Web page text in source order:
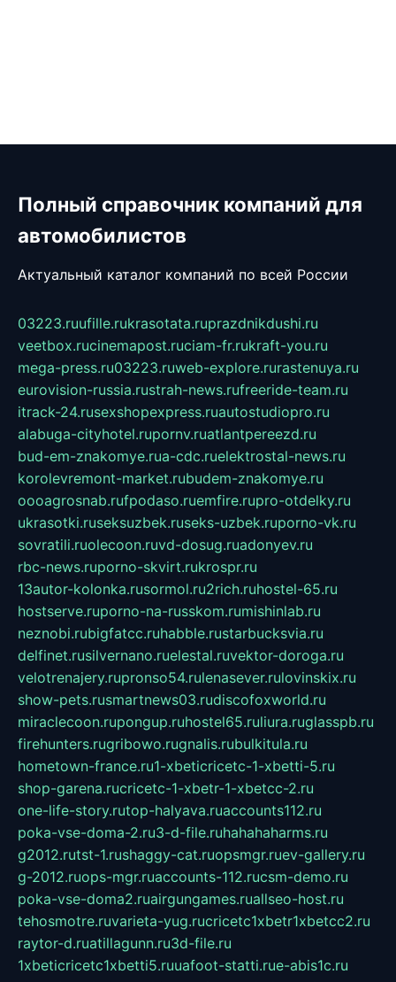
Полный справочник компаний для
автомобилистов
Актуальный каталог компаний по всей России
03223.ruufille.rukrasotata.ruprazdnikdushi.ru
veetbox.rucinemapost.ruciam-fr.rukraft-you.ru
mega-press.ru03223.ruweb-explore.rurastenuya.ru
eurovision-russia.rustrah-news.rufreeride-team.ru
itrack-24.rusexshopexpress.ruautostudiopro.ru
alabuga-cityhotel.rupornv.ruatlantpereezd.ru
bud-em-znakomye.rua-cdc.ruelektrostal-news.ru
korolevremont-market.rubudem-znakomye.ru
oooagrosnab.rufpodaso.ruemfire.rupro-otdelky.ru
ukrasotki.ruseksuzbek.ruseks-uzbek.ruporno-vk.ru
sovratili.ruolecoon.ruvd-dosug.ruadonyev.ru
rbc-news.ruporno-skvirt.rukrospr.ru
13autor-kolonka.rusormol.ru2rich.ruhostel-65.ru
hostserve.ruporno-na-russkom.rumishinlab.ru
neznobi.rubigfatcc.ruhabble.rustarbucksvia.ru
delfinet.rusilvernano.ruelestal.ruvektor-doroga.ru
velotrenajery.rupronso54.rulenasever.rulovinskix.ru
show-pets.rusmartnews03.rudiscofoxworld.ru
miraclecoon.rupongup.ruhostel65.ruliura.ruglasspb.ru
firehunters.rugribowo.rugnalis.rubulkitula.ru
hometown-france.ru1-xbeticricetc-1-xbetti-5.ru
shop-garena.rucricetc-1-xbetr-1-xbetcc-2.ru
one-life-story.rutop-halyava.ruaccounts112.ru
poka-vse-doma-2.ru3-d-file.ruhahahaharms.ru
g2012.rutst-1.rushaggy-cat.ruopsmgr.ruev-gallery.ru
g-2012.ruops-mgr.ruaccounts-112.rucsm-demo.ru
poka-vse-doma2.ruairgungames.ruallseo-host.ru
tehosmotre.ruvarieta-yug.rucricetc1xbetr1xbetcc2.ru
raytor-d.ruatillagunn.ru3d-file.ru
1xbeticricetc1xbetti5.ruuafoot-statti.rue-abis1c.ru